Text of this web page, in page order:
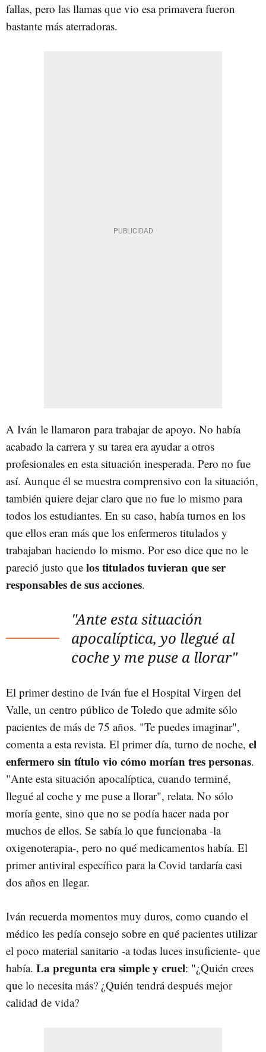
fallas, pero las llamas que vio esa primavera fueron
bastante más aterradoras.
A Iván le llamaron para trabajar de apoyo. No había
acabado la carrera y su tarea era ayudar a otros
profesionales en esta situación inesperada. Pero no fue
así. Aunque él se muestra comprensivo con la situación,
también quiere dejar claro que no fue lo mismo para
todos los estudiantes. En su caso, había turnos en los
que ellos eran más que los enfermeros titulados y
trabajaban haciendo lo mismo. Por eso dice que no le
pareció justo que los titulados tuvieran que ser
responsables de sus acciones.
"Ante esta situación
apocalíptica, yo llegué al
coche y me puse a llorar"
El primer destino de Iván fue el Hospital Virgen del
Valle, un centro público de Toledo que admite sólo
pacientes de más de 75 años. "Te puedes imaginar",
comenta a esta revista. El primer día, turno de noche, el
enfermero sin título vio cómo morían tres personas.
"Ante esta situación apocalíptica, cuando terminé,
llegué al coche y me puse a llorar", relata. No sólo
moría gente, sino que no se podía hacer nada por
muchos de ellos. Se sabía lo que funcionaba -la
oxigenoterapia-, pero no qué medicamentos había. El
primer antiviral específico para la Covid tardaría casi
dos años en llegar.
Iván recuerda momentos muy duros, como cuando el
médico les pedía consejo sobre en qué pacientes utilizar
el poco material sanitario -a todas luces insuficiente- que
había. La pregunta era simple y cruel: "¿Quién crees
que lo necesita más? ¿Quién tendrá después mejor
calidad de vida?